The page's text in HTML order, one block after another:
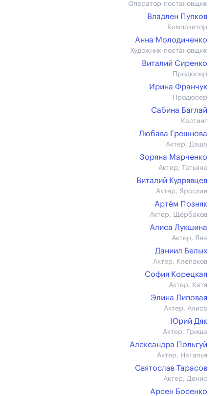
Оператор-постановщик
Владлен Пупков
Композитор
Анна Молодиченко
Художник-постановщик
Виталий Сиренко
Продюсер
Ирина Франчук
Продюсер
Сабина Баглай
Кастинг
Любава Грешнова
Актер, Даша
Зоряна Марченко
Актер, Татьяна
Виталий Кудрявцев
Актер, Ярослав
Артём Позняк
Актер, Щербаков
Алиса Лукшина
Актер, Яна
Даниил Белых
Актер, Клепаков
София Корецкая
Актер, Катя
Элина Липовая
Актер, Алиса
Юрий Дяк
Актер, Гриша
Александра Польгуй
Актер, Наталья
Святослав Тарасов
Актер, Денис
Арсен Босенко